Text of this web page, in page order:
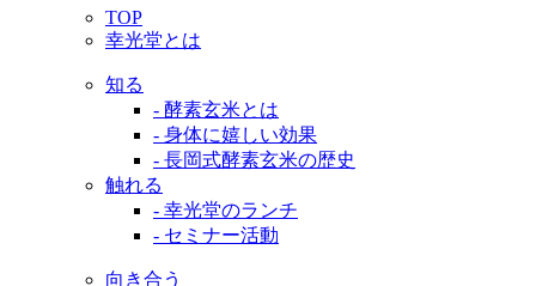
TOP
幸光堂とは
知る
- 酵素玄米とは
- 身体に嬉しい効果
- 長岡式酵素玄米の歴史
触れる
- 幸光堂のランチ
- セミナー活動
向き合う